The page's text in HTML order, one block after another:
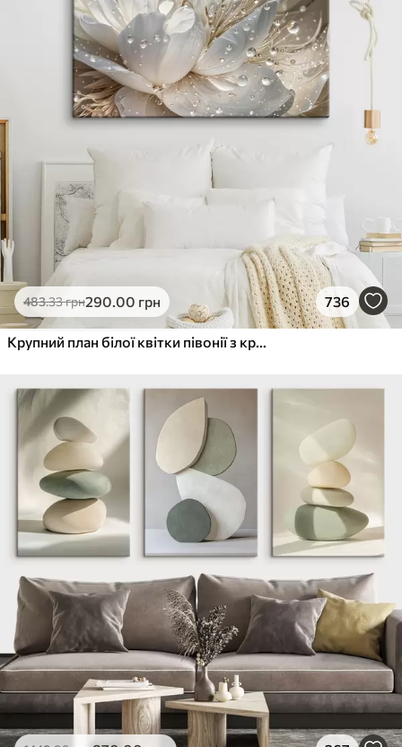
483.33грн290.00 грн 736
Крупний план білої квітки півонії з крапельками води на пелюстках на розмитому фоні